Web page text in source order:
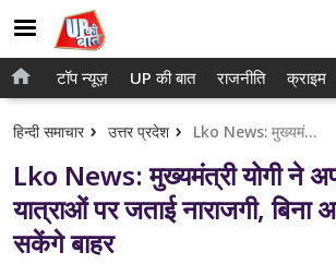
होम
टॉप न्यूज़
UP की बात
राजनीति
टॉप न्यूज़ UP की बात राजनीति क्राइम
हिन्दी समाचार उत्तर प्रदेश Lko News: मुख्यमंत्री योगी ने अफसरों की दिल्ली यात्राओं पर जताई नाराजगी, बिना अनुमति नहीं जा सकेंगे बाहर
Lko News: मुख्यमंत्री योगी ने
यात्राओं पर जताई नाराजगी, बिना
सकेंगे बाहर
गाजियाबाद
लखनऊ
कानपुर